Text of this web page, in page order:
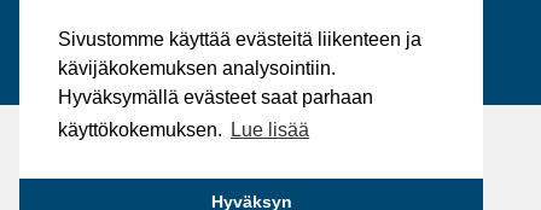
Sivustomme käyttää evästeitä liikenteen ja
kävijäkokemuksen analysointiin.
Hyväksymällä evästeet saat parhaan
käyttökokemuksen.
Lue lisää
Hyväksyn